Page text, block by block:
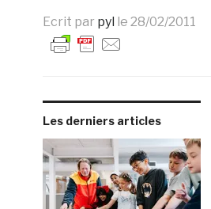
Ecrit par pyl le 28/02/2011
Les derniers articles